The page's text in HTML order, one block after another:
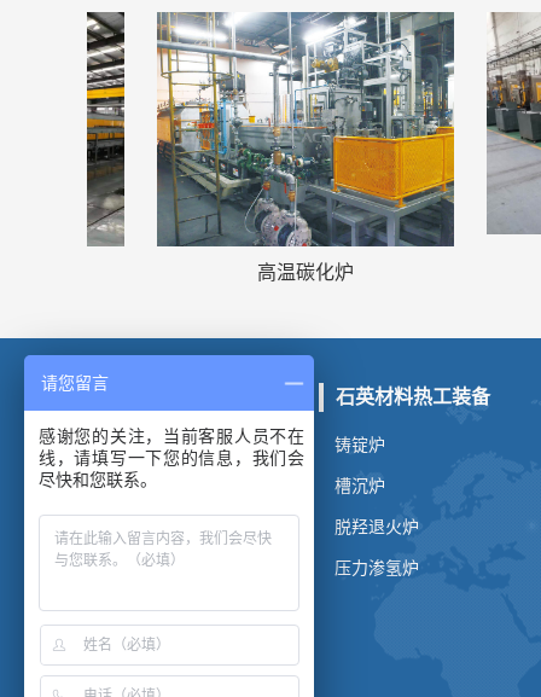
高温碳化炉
碳/陶复合材料热工装备
化学气相沉积炉
真空碳化炉
真空石墨化炉
碳化硅烧结炉
石墨提纯炉
热等静压炉
石英材料热工装备
铸锭炉
槽沉炉
脱羟退火炉
压力渗氢炉
请您留言
感谢您的关注，当前客服人员不在
线，请填写一下您的信息，我们会
尽快和您联系。